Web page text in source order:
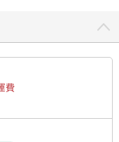
突人格傾向。衝突無
爭功諉過，給你亂貼
病就一臉不耐煩，覺
更可能一不小心就做
的高衝突人格，以及
對？
費